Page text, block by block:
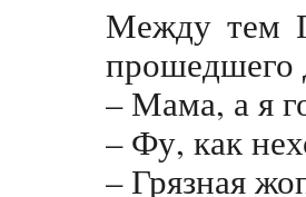
Между тем
прошедшего
– Мама, а я
– Фу, как
– Грязная